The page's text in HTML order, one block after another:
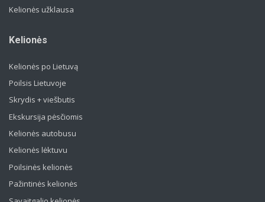
Kelionės užklausa
Kelionės
Kelionės po Lietuvą
Poilsis Lietuvoje
Skrydis + viešbutis
Ekskursija pėsčiomis
Kelionės autobusu
Kelionės lėktuvu
Poilsinės kelionės
Pažintinės kelionės